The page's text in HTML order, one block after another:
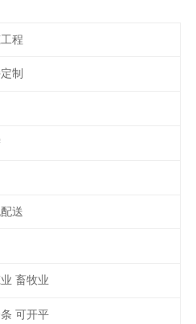
程
制
送
畜牧业
可开平